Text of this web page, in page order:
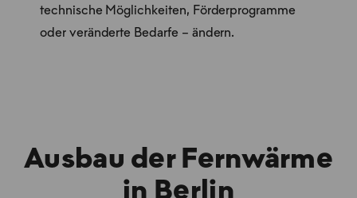
technische Möglichkeiten, Förderprogramme
oder veränderte Bedarfe – ändern.
Ausbau der Fernwärme